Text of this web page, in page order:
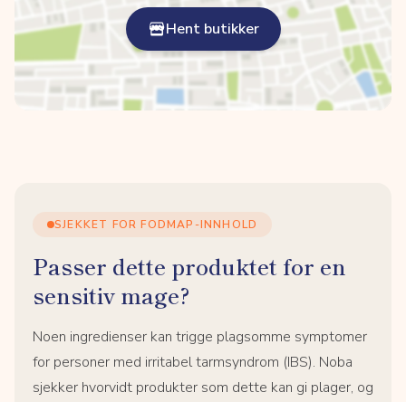
Hent butikker
SJEKKET FOR FODMAP-INNHOLD
Passer dette produktet for en
sensitiv mage?
Noen ingredienser kan trigge plagsomme symptomer
for personer med irritabel tarmsyndrom (IBS). Noba
sjekker hvorvidt produkter som dette kan gi plager, og